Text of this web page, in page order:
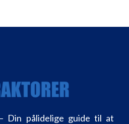
Din pålidelige guide til at